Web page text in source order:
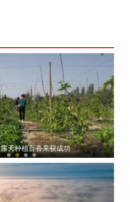
疆暨“京和号”发车仪式在
天种植百香果获成功